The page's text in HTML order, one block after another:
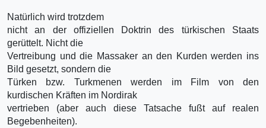
Natürlich wird trotzdem
nicht an der offiziellen Doktrin des türkischen Staats
gerüttelt. Nicht die
Vertreibung und die Massaker an den Kurden werden ins
Bild gesetzt, sondern die
Türken bzw. Turkmenen werden im Film von den
kurdischen Kräften im Nordirak
vertrieben (aber auch diese Tatsache fußt auf realen
Begebenheiten).